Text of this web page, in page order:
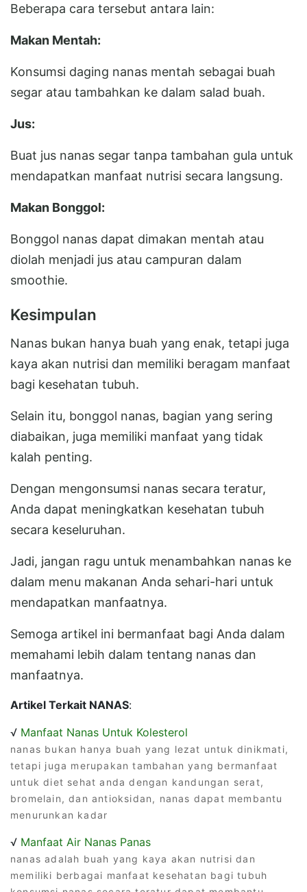
Beberapa cara tersebut antara lain:
Makan Mentah:
Konsumsi daging nanas mentah sebagai buah
segar atau tambahkan ke dalam salad buah.
Jus:
Buat jus nanas segar tanpa tambahan gula untuk
mendapatkan manfaat nutrisi secara langsung.
Makan Bonggol:
Bonggol nanas dapat dimakan mentah atau
diolah menjadi jus atau campuran dalam
smoothie.
Kesimpulan
Nanas bukan hanya buah yang enak, tetapi juga
kaya akan nutrisi dan memiliki beragam manfaat
bagi kesehatan tubuh.
Selain itu, bonggol nanas, bagian yang sering
diabaikan, juga memiliki manfaat yang tidak
kalah penting.
Dengan mengonsumsi nanas secara teratur,
Anda dapat meningkatkan kesehatan tubuh
secara keseluruhan.
Jadi, jangan ragu untuk menambahkan nanas ke
dalam menu makanan Anda sehari-hari untuk
mendapatkan manfaatnya.
Semoga artikel ini bermanfaat bagi Anda dalam
memahami lebih dalam tentang nanas dan
manfaatnya.
Artikel Terkait NANAS:
√ Manfaat Nanas Untuk Kolesterol
nanas bukan hanya buah yang lezat untuk dinikmati,
tetapi juga merupakan tambahan yang bermanfaat
untuk diet sehat anda dengan kandungan serat,
bromelain, dan antioksidan, nanas dapat membantu
menurunkan kadar
√ Manfaat Air Nanas Panas
nanas adalah buah yang kaya akan nutrisi dan
memiliki berbagai manfaat kesehatan bagi tubuh